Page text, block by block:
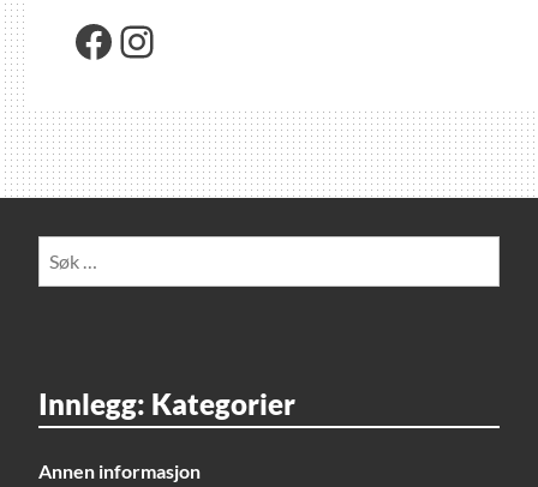
Facebook
Instagram
etter:
Innlegg: Kategorier
Annen informasjon